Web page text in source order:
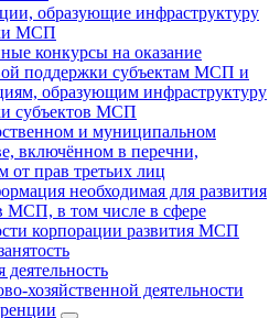
образующие инфраструктуру
МСП
конкурсы на оказание
поддержки субъектам МСП и
образующим инфраструктуру
субъектов МСП
и муниципальном
включённом в перечни,
от прав третьих лиц
необходимая для развития
МСП, в том числе в сфере
корпорации развития МСП
хозяйственной деятельности